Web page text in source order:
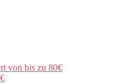
von bis zu 80€